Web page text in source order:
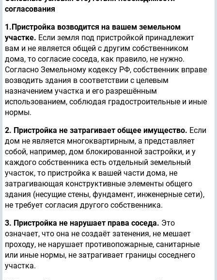
согласования
1.Пристройка возводится на вашем земельном
участке. Если земля под пристройкой принадлежит
вам и не является общей с другим собственником
дома, то согласие соседа, как правило, не нужно.
Согласно Земельному кодексу РФ, собственник вправе
возводить здания в соответствии с целевым
назначением участка и его разрешённым
использованием, соблюдая градостроительные и иные
нормы.
2. Пристройка не затрагивает общее имущество. Если
дом не является многоквартирным, а представляет
собой, например, дом блокированной застройки, и у
каждого собственника есть отдельный земельный
участок, то пристройка к вашей части дома, не
затрагивающая конструктивные элементы общего
здания (несущие стены, фундамент, инженерные сети),
не требует согласия другого собственника.
3. Пристройка не нарушает права соседа. Это
означает, что она не создаёт затенения, не мешает
проходу, не нарушает противопожарные, санитарные
или иные нормы, не затрагивает границы соседнего
участка.